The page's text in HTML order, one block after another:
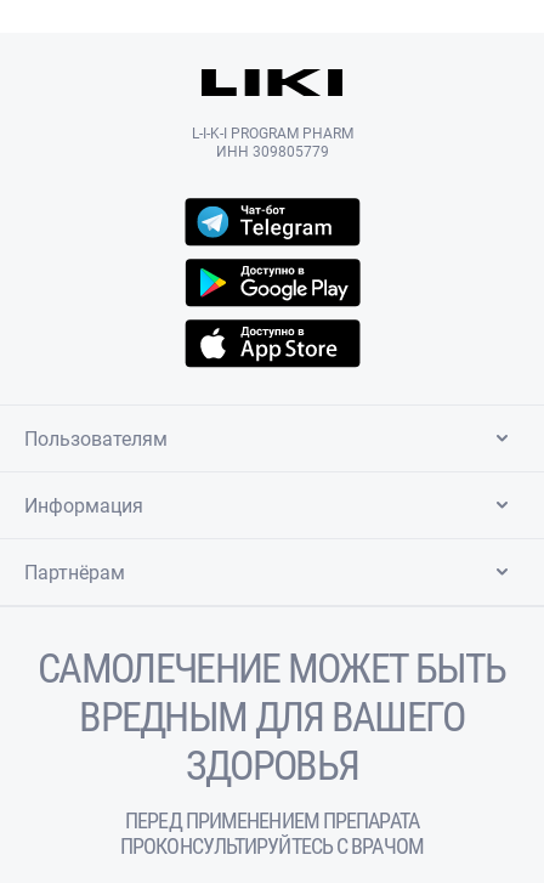
L-I-K-I PROGRAM PHARM
ИНН 309805779
Пользователям
Информация
Партнёрам
САМОЛЕЧЕНИЕ МОЖЕТ БЫТЬ
ВРЕДНЫМ ДЛЯ ВАШЕГО
ЗДОРОВЬЯ
ПЕРЕД ПРИМЕНЕНИЕМ ПРЕПАРАТА
ПРОКОНСУЛЬТИРУЙТЕСЬ С ВРАЧОМ